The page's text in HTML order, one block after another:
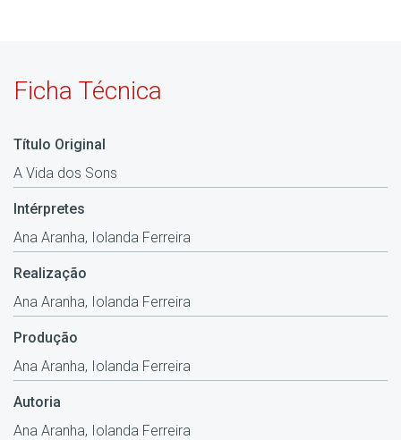
Ficha Técnica
Título Original
A Vida dos Sons
Intérpretes
Ana Aranha, Iolanda Ferreira
Realização
Ana Aranha, Iolanda Ferreira
Produção
Ana Aranha, Iolanda Ferreira
Autoria
Ana Aranha, Iolanda Ferreira